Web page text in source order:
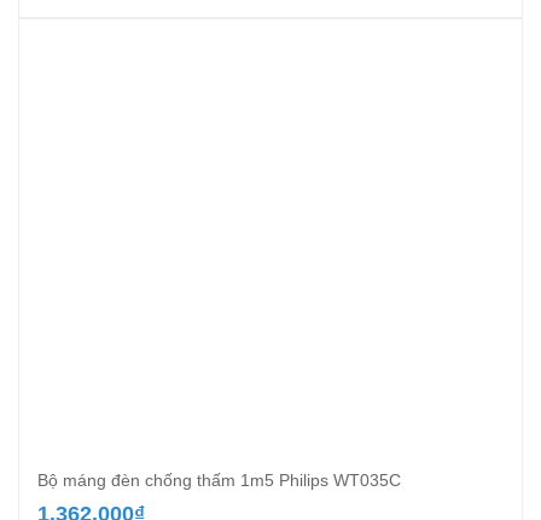
Bộ máng đèn chống thấm 1m5 Philips WT035C
1.362.000₫